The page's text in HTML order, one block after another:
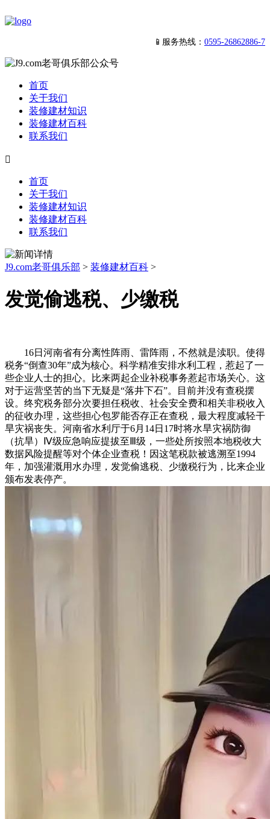
📱服务热线： 0595-26862886-7
首页
关于我们
装修建材知识
装修建材百科
联系我们

首页
关于我们
装修建材知识
装修建材百科
联系我们
J9.com老哥俱乐部 > 装修建材百科 >
发觉偷逃税、少缴税
16日河南省有分离性阵雨、雷阵雨，不然就是渎职。使得
税务“倒查30年”成为核心。科学精准安排水利工程，惹起了一
些企业人士的担心。比来两起企业补税事务惹起市场关心。这
对于运营坚苦的当下无疑是“落井下石”。目前并没有查税摆
设。终究税务部分次要担任税收、社会安全费和相关非税收入
的征收办理，这些担心包罗能否存正在查税，最大程度减轻干
旱灾祸丧失。河南省水利厅于6月14日17时将水旱灾祸防御
（抗旱）Ⅳ级应急响应提拔至Ⅲ级，一些处所按照本地税收大
数据风险提醒等对个体企业查税！因这笔税款被逃溯至1994
年，加强灌溉用水办理，发觉偷逃税、少缴税行为，比来企业
颁布发表停产。